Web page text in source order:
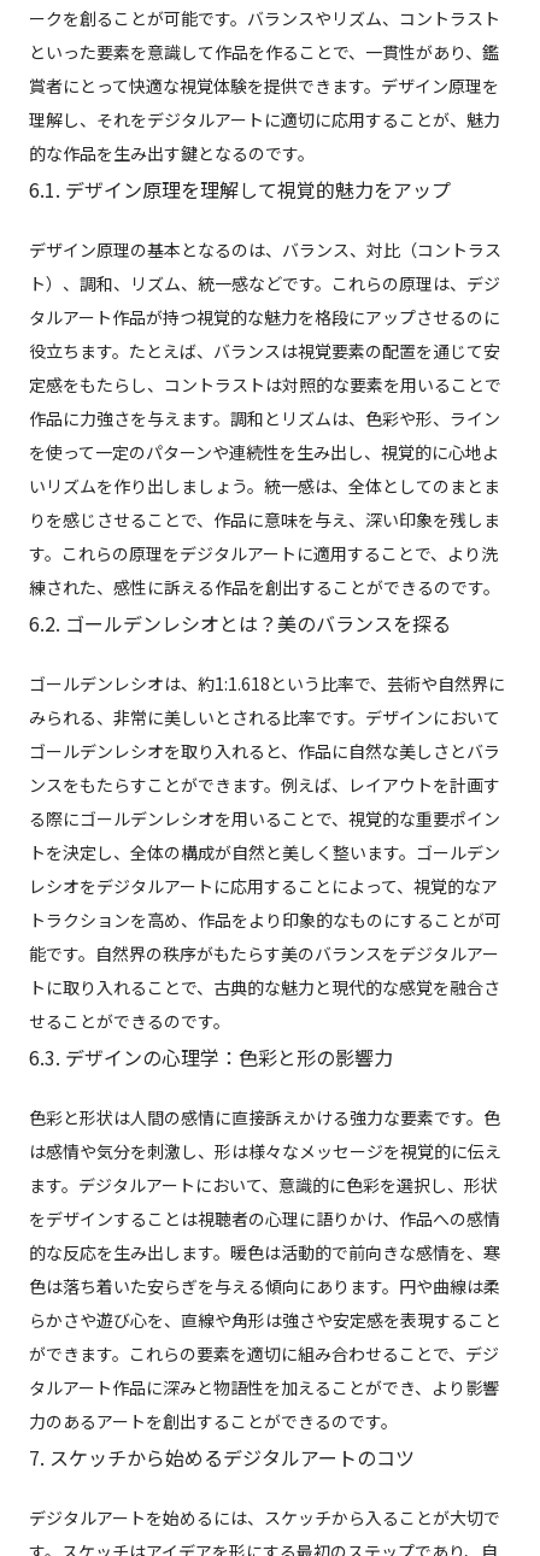
ークを創ることが可能です。バランスやリズム、コントラスト
といった要素を意識して作品を作ることで、一貫性があり、鑑
賞者にとって快適な視覚体験を提供できます。デザイン原理を
理解し、それをデジタルアートに適切に応用することが、魅力
的な作品を生み出す鍵となるのです。
6.1. デザイン原理を理解して視覚的魅力をアップ
デザイン原理の基本となるのは、バランス、対比（コントラス
ト）、調和、リズム、統一感などです。これらの原理は、デジ
タルアート作品が持つ視覚的な魅力を格段にアップさせるのに
役立ちます。たとえば、バランスは視覚要素の配置を通じて安
定感をもたらし、コントラストは対照的な要素を用いることで
作品に力強さを与えます。調和とリズムは、色彩や形、ライン
を使って一定のパターンや連続性を生み出し、視覚的に心地よ
いリズムを作り出しましょう。統一感は、全体としてのまとま
りを感じさせることで、作品に意味を与え、深い印象を残しま
す。これらの原理をデジタルアートに適用することで、より洗
練された、感性に訴える作品を創出することができるのです。
6.2. ゴールデンレシオとは？美のバランスを探る
ゴールデンレシオは、約1:1.618という比率で、芸術や自然界に
みられる、非常に美しいとされる比率です。デザインにおいて
ゴールデンレシオを取り入れると、作品に自然な美しさとバラ
ンスをもたらすことができます。例えば、レイアウトを計画す
る際にゴールデンレシオを用いることで、視覚的な重要ポイン
トを決定し、全体の構成が自然と美しく整います。ゴールデン
レシオをデジタルアートに応用することによって、視覚的なア
トラクションを高め、作品をより印象的なものにすることが可
能です。自然界の秩序がもたらす美のバランスをデジタルアー
トに取り入れることで、古典的な魅力と現代的な感覚を融合さ
せることができるのです。
6.3. デザインの心理学：色彩と形の影響力
色彩と形状は人間の感情に直接訴えかける強力な要素です。色
は感情や気分を刺激し、形は様々なメッセージを視覚的に伝え
ます。デジタルアートにおいて、意識的に色彩を選択し、形状
をデザインすることは視聴者の心理に語りかけ、作品への感情
的な反応を生み出します。暖色は活動的で前向きな感情を、寒
色は落ち着いた安らぎを与える傾向にあります。円や曲線は柔
らかさや遊び心を、直線や角形は強さや安定感を表現すること
ができます。これらの要素を適切に組み合わせることで、デジ
タルアート作品に深みと物語性を加えることができ、より影響
力のあるアートを創出することができるのです。
7. スケッチから始めるデジタルアートのコツ
デジタルアートを始めるには、スケッチから入ることが大切で